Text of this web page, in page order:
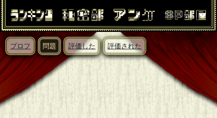
プロフ 問題 評価した 評価された